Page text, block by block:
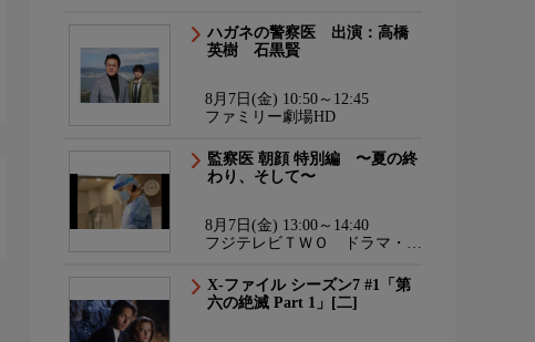
ハガネの警察医 出演：高橋
英樹 石黒賢
8月7日(金) 10:50～12:45
ファミリー劇場HD
監察医 朝顔 特別編 〜夏の終
わり、そして〜
8月7日(金) 13:00～14:40
フジテレビＴＷＯ ドラマ・ア
X-ファイル シーズン7 #1「第
六の絶滅 Part 1」[二]